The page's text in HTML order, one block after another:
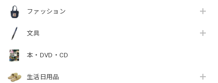
ファッション
文具
本・DVD・CD
生活日用品